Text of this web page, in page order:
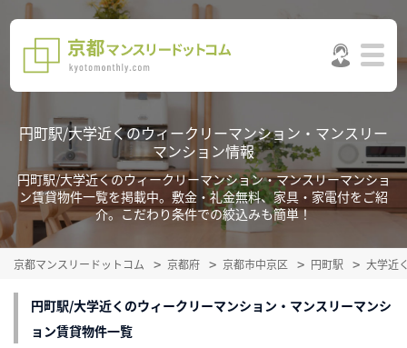
円町駅/大学近くのウィークリーマンション・マンスリー
マンション情報
円町駅/大学近くのウィークリーマンション・マンスリーマンショ
ン賃貸物件一覧を掲載中。敷金・礼金無料、家具・家電付をご紹
介。こだわり条件での絞込みも簡単！
京都マンスリードットコム 京都府 京都市中京区 円町駅 大学近
円町駅/大学近くのウィークリーマンション・マンスリーマンシ
ョン賃貸物件一覧